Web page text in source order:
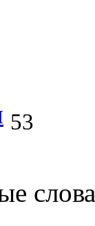
53
слова